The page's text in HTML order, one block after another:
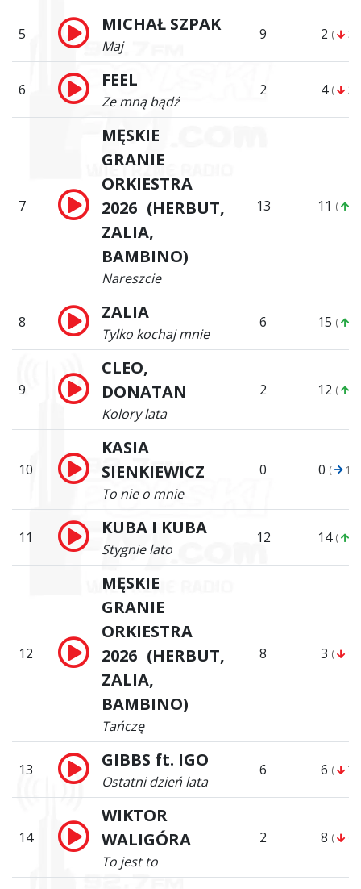
5 MICHAŁ SZPAK
Maj
9 2 ( 3)
6 FEEL
Ze mną bądź
2 4 ( 2)
7
MĘSKIE
GRANIE
ORKIESTRA
2026 (HERBUT,
ZALIA,
BAMBINO)
Nareszcie
13 11 (
8 ZALIA
Tylko kochaj mnie
6 15 (
9
CLEO,
DONATAN
Kolory lata
2 12 (
10
KASIA
SIENKIEWICZ
To nie o mnie
0 0 ( 10)
11 KUBA I KUBA
Stygnie lato
12 14 (
12
MĘSKIE
GRANIE
ORKIESTRA
2026 (HERBUT,
ZALIA,
BAMBINO)
Tańczę
8 3 (
13 GIBBS ft. IGO
Ostatni dzień lata
6 6 ( 7)
14
WIKTOR
WALIGÓRA
To jest to
2 8 (